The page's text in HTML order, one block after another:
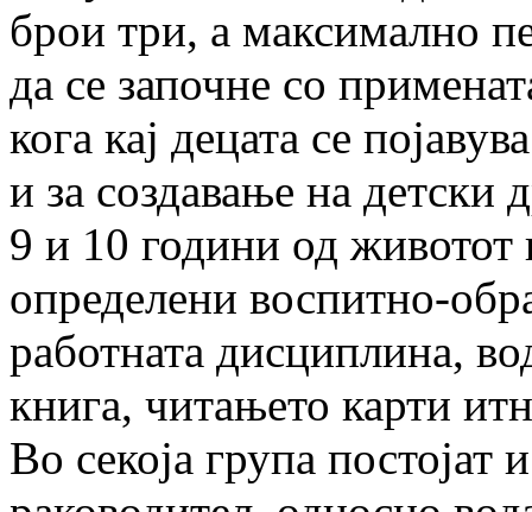
брои три, а максимално
да се започне со
кога кај децата се
и за создавање на детски
9 и 10 години од животот
определени воспитно-
работната дисциплина,
книга, читањето карти
Во секоја група